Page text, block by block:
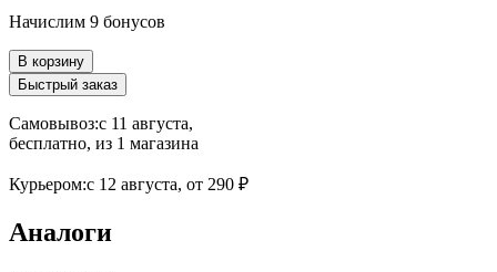
Начислим 9 бонусов
В корзину
Быстрый заказ
Самовывоз:c 11 августа,
бесплатно, из 1 магазина
Курьером:c 12 августа, от 290 ₽
Аналоги